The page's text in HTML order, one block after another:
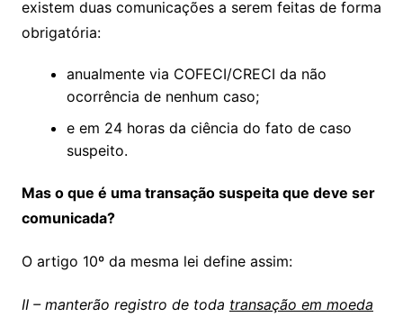
existem duas comunicações a serem feitas de forma
obrigatória:
anualmente via COFECI/CRECI da não
ocorrência de nenhum caso;
e em 24 horas da ciência do fato de caso
suspeito.
Mas o que é uma transação suspeita que deve ser
comunicada?
O artigo 10º da mesma lei define assim:
II – manterão registro de toda transação em moeda